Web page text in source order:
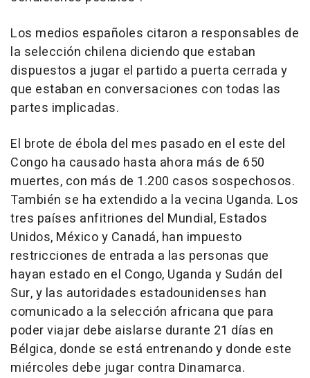
Los medios españoles citaron a responsables de
la selección chilena diciendo que estaban
dispuestos a jugar el partido a puerta cerrada y
que estaban en conversaciones con todas las
partes implicadas.
El brote de ébola del mes pasado en el este del
Congo ha causado hasta ahora más de 650
muertes, con más de 1.200 casos sospechosos.
También se ha extendido a la vecina Uganda. Los
tres países anfitriones del Mundial, Estados
Unidos, México y Canadá, han impuesto
restricciones de entrada a las personas que
hayan estado en el Congo, Uganda y Sudán del
Sur, y las autoridades estadounidenses han
comunicado a la selección africana que para
poder viajar debe aislarse durante 21 días en
Bélgica, donde se está entrenando y donde este
miércoles debe jugar contra Dinamarca.